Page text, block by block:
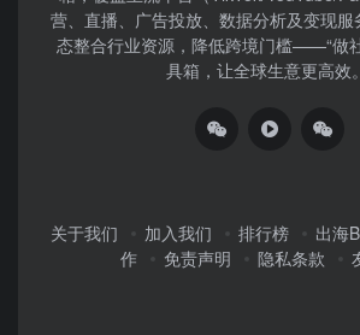
营、直播、广告投放、数据分析及变现
态整合行业资源，降低跨境门槛——“做
具箱，让全球生意更高效
关于我们 加入我们 排行榜 出海
作
免责声明 隐私条款